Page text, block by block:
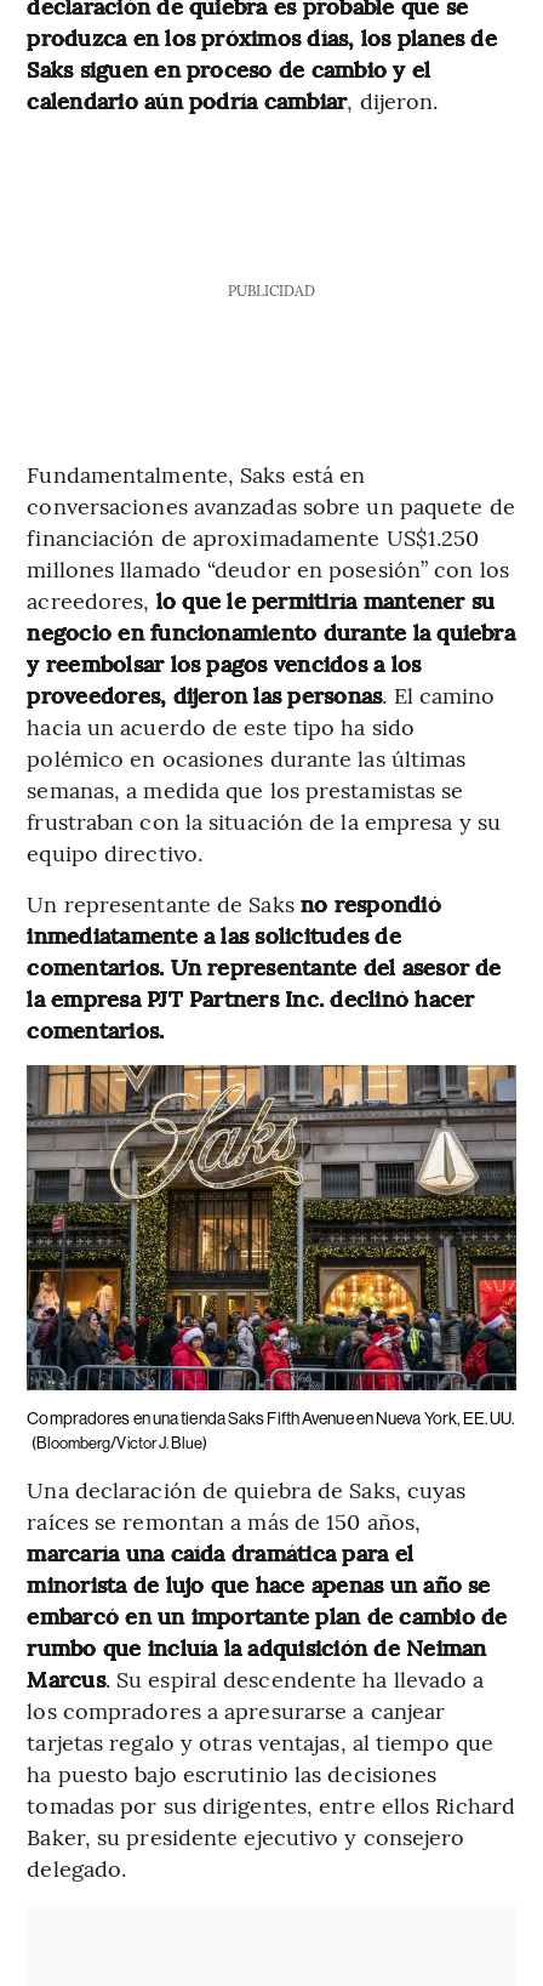
produzca en los próximos días, los planes de
Saks siguen en proceso de cambio y el
calendario aún podría cambiar, dijeron.
PUBLICIDAD
Fundamentalmente, Saks está en
conversaciones avanzadas sobre un paquete de
financiación de aproximadamente US$1.250
millones llamado “deudor en posesión” con los
acreedores, lo que le permitiría mantener su
negocio en funcionamiento durante la quiebra
y reembolsar los pagos vencidos a los
proveedores, dijeron las personas. El camino
hacia un acuerdo de este tipo ha sido
polémico en ocasiones durante las últimas
semanas, a medida que los prestamistas se
frustraban con la situación de la empresa y su
equipo directivo.
Un representante de Saks no respondió
inmediatamente a las solicitudes de
comentarios. Un representante del asesor de
la empresa PJT Partners Inc. declinó hacer
comentarios.
Compradores en una tienda Saks Fifth Avenue en Nueva York, EE.UU.
(Bloomberg/Victor J. Blue)
Una declaración de quiebra de Saks, cuyas
raíces se remontan a más de 150 años,
marcaría una caída dramática para el
minorista de lujo que hace apenas un año se
embarcó en un importante plan de cambio de
rumbo que incluía la adquisición de Neiman
Marcus. Su espiral descendente ha llevado a
los compradores a apresurarse a canjear
tarjetas regalo y otras ventajas, al tiempo que
ha puesto bajo escrutinio las decisiones
tomadas por sus dirigentes, entre ellos Richard
Baker, su presidente ejecutivo y consejero
delegado.